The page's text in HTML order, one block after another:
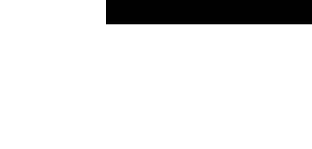
já ganhou PRESIDÊNCIA no BRASIL